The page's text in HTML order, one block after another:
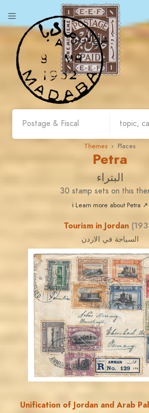
Themes › Places
Petra
البتراء
30 stamp sets on this
ℹ Learn more about Petra ↗
Tourism in Jordan
السياحة في الاردن
JS
JORDANSTAMPS.COM
EST. 2007
Unification of Jordan and Arab